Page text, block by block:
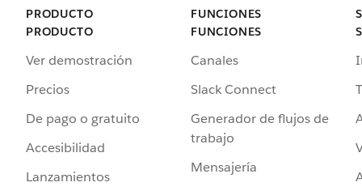
PRODUCTO
PRODUCTO
Ver demostración
Precios
De pago o gratuito
Accesibilidad
Lanzamientos
FUNCIONES
FUNCIONES
Canales
Slack Connect
Generador de flujos de
trabajo
Mensajería